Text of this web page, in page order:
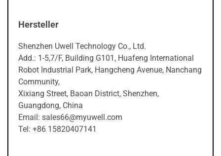
Hersteller
Shenzhen Uwell Technology Co., Ltd.
Add.: 1-5,7/F, Building G101, Huafeng International
Robot Industrial Park, Hangcheng Avenue, Nanchang
Community,
Xixiang Street, Baoan District, Shenzhen,
Guangdong, China
Email: sales66@myuwell.com
Tel: +86 15820407141